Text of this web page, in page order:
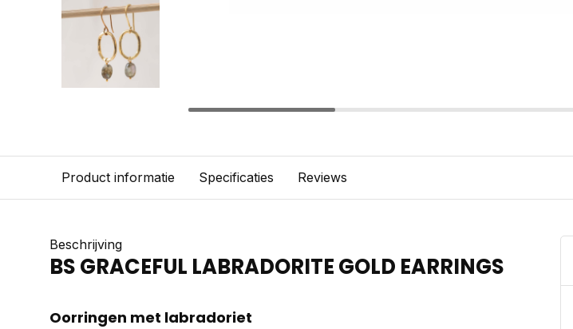
Product informatie Specificaties Reviews
Beschrijving
BS GRACEFUL LABRADORITE GOLD EARRINGS
Oorringen met labradoriet